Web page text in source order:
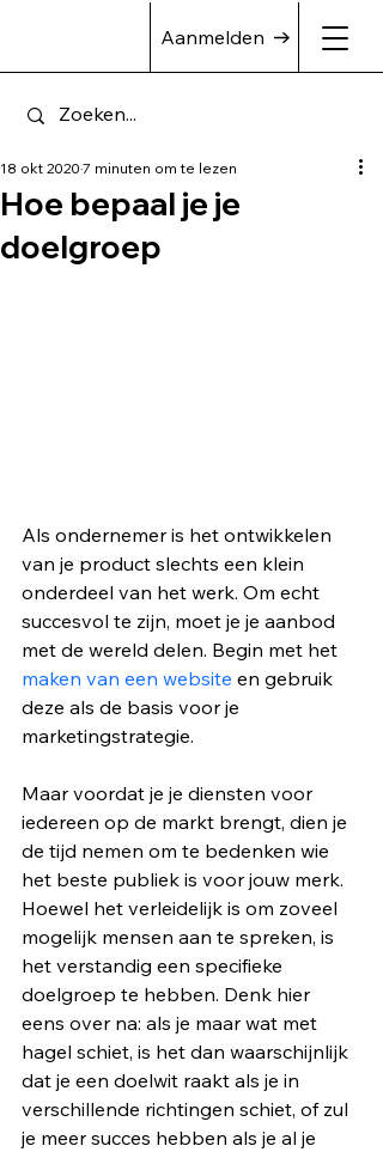
Aanmelden
Hoe bepaal je je
doelgroep
18 okt 2020 7 minuten om te lezen
Als ondernemer is het ontwikkelen
van je product slechts een klein
onderdeel van het werk. Om echt
succesvol te zijn, moet je je aanbod
met de wereld delen. Begin met het
maken van een website en gebruik
deze als de basis voor je
marketingstrategie.
Maar voordat je je diensten voor
iedereen op de markt brengt, dien je
de tijd nemen om te bedenken wie
het beste publiek is voor jouw merk.
Hoewel het verleidelijk is om zoveel
mogelijk mensen aan te spreken, is
het verstandig een specifieke
doelgroep te hebben. Denk hier
eens over na: als je maar wat met
hagel schiet, is het dan waarschijnlijk
dat je een doelwit raakt als je in
verschillende richtingen schiet, of zul
je meer succes hebben als je al je